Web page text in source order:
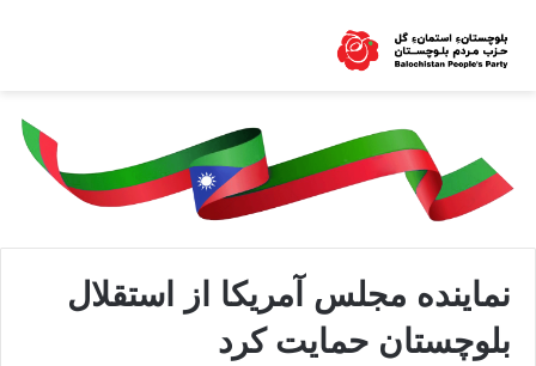
نماینده مجلس آمریکا از استقلال
بلوچستان حمایت کرد